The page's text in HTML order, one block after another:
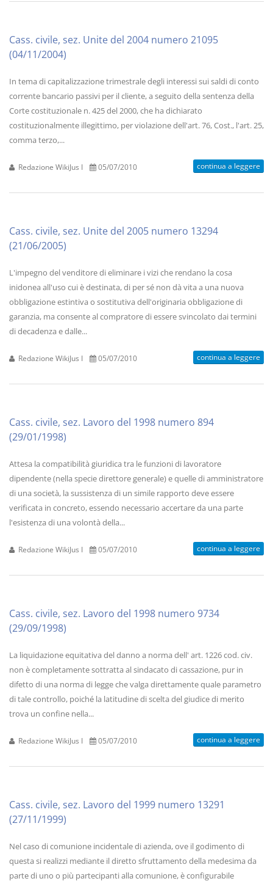
Cass. civile, sez. Unite del 2004 numero 21095
(04/11/2004)
In tema di capitalizzazione trimestrale degli interessi sui saldi di conto
corrente bancario passivi per il cliente, a seguito della sentenza della
Corte costituzionale n. 425 del 2000, che ha dichiarato
costituzionalmente illegittimo, per violazione dell'art. 76, Cost., l'art. 25,
comma terzo,...
Redazione WikiJus I 05/07/2010 continua a leggere
Cass. civile, sez. Unite del 2005 numero 13294
(21/06/2005)
L'impegno del venditore di eliminare i vizi che rendano la cosa
inidonea all'uso cui è destinata, di per sé non dà vita a una nuova
obbligazione estintiva o sostitutiva dell'originaria obbligazione di
garanzia, ma consente al compratore di essere svincolato dai termini
di decadenza e dalle...
Redazione WikiJus I 05/07/2010 continua a leggere
Cass. civile, sez. Lavoro del 1998 numero 894
(29/01/1998)
Attesa la compatibilità giuridica tra le funzioni di lavoratore
dipendente (nella specie direttore generale) e quelle di amministratore
di una società, la sussistenza di un simile rapporto deve essere
verificata in concreto, essendo necessario accertare da una parte
l'esistenza di una volontà della...
Redazione WikiJus I 05/07/2010 continua a leggere
Cass. civile, sez. Lavoro del 1998 numero 9734
(29/09/1998)
La liquidazione equitativa del danno a norma dell' art. 1226 cod. civ.
non è completamente sottratta al sindacato di cassazione, pur in
difetto di una norma di legge che valga direttamente quale parametro
di tale controllo, poiché la latitudine di scelta del giudice di merito
trova un confine nella...
Redazione WikiJus I 05/07/2010 continua a leggere
Cass. civile, sez. Lavoro del 1999 numero 13291
(27/11/1999)
Nel caso di comunione incidentale di azienda, ove il godimento di
questa si realizzi mediante il diretto sfruttamento della medesima da
parte di uno o più partecipanti alla comunione, è configurabile